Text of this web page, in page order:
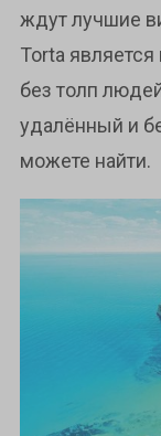
ждут лучшие
Torta
без толп
удалённый и
можете найти.